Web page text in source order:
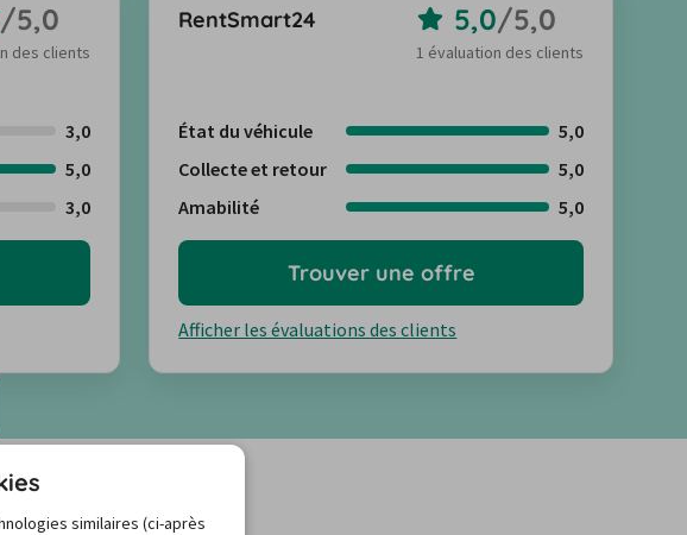
/5,0
des clients
3,0
5,0
3,0
RentSmart24 5,0/5,0
1 évaluation des clients
État du véhicule
5,0
Collecte et retour
5,0
Amabilité
5,0
Afficher les évaluations des clients
Trouver une offre
similaires (ci-après